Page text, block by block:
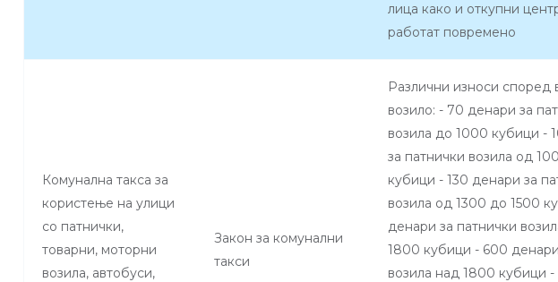
лица како и откупни
работат повремено
Комунална такса за
користење на улици
со патнички,
товарни, моторни
возила, автобуси,
Закон за комунални
такси
Различни износи според
возило: - 70 денари за
возила до 1000 кубици -
за патнички возила од
кубици - 130 денари за
возила од 1300 до 1500
денари за патнички
1800 кубици - 600
возила над 1800 кубици